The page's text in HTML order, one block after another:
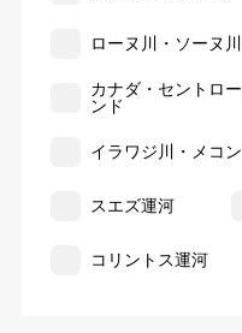
ローヌ川・ソーヌ川
カナダ・セントロ
ンド
イラワジ川・メコ
スエズ運河
コリントス運河